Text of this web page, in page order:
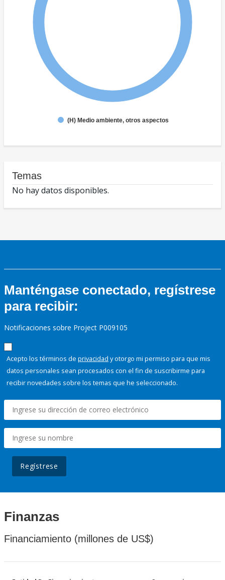
(H) Medio ambiente, otros aspectos
Temas
No hay datos disponibles.
Manténgase conectado, regístrese
para recibir:
Notificaciones sobre Project P009105
Acepto los términos de privacidad y otorgo mi permiso para que mis
datos personales sean procesados con el fin de suscribirme para
recibir novedades sobre los temas que he seleccionado.
Regístrese
Finanzas
Financiamiento (millones de US$)